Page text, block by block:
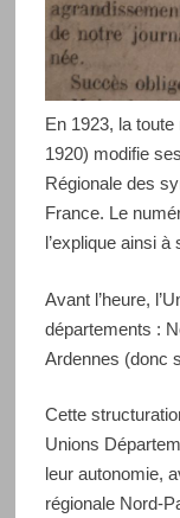
En 1923, la
1920) modifie
Régionale des
France. Le
l’explique ainsi
Avant l’heure,
départements :
Ardennes (donc
Cette
Unions
leur autonomie,
régionale Nord-